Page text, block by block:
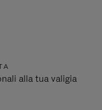
alla tua valigia